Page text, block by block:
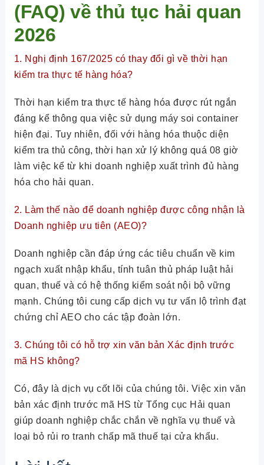
(FAQ) về thủ tục hải quan
2026
1. Nghị định 167/2025 có thay đổi gì về thời hạn
kiểm tra thực tế hàng hóa?
Thời hạn kiểm tra thực tế hàng hóa được rút ngắn
đáng kể thông qua việc sử dụng máy soi container
hiện đại. Tuy nhiên, đối với hàng hóa thuộc diện
kiểm tra thủ công, thời hạn xử lý không quá 08 giờ
làm việc kể từ khi doanh nghiệp xuất trình đủ hàng
hóa cho hải quan.
2. Làm thế nào để doanh nghiệp được công nhận là
Doanh nghiệp ưu tiên (AEO)?
Doanh nghiệp cần đáp ứng các tiêu chuẩn về kim
ngạch xuất nhập khẩu, tính tuân thủ pháp luật hải
quan, thuế và có hệ thống kiểm soát nội bộ vững
mạnh. Chúng tôi cung cấp dịch vụ tư vấn lộ trình đạt
chứng chỉ AEO cho các tập đoàn lớn.
3. Chúng tôi có hỗ trợ xin văn bản Xác định trước
mã HS không?
Có, đây là dịch vụ cốt lõi của chúng tôi. Việc xin văn
bản xác định trước mã HS từ Tổng cục Hải quan
giúp doanh nghiệp chắc chắn về nghĩa vụ thuế và
loại bỏ rủi ro tranh chấp mã thuế tại cửa khẩu.